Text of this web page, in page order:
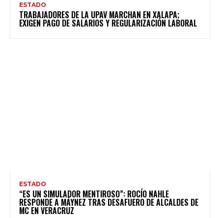
ESTADO
TRABAJADORES DE LA UPAV MARCHAN EN XALAPA;
EXIGEN PAGO DE SALARIOS Y REGULARIZACIÓN LABORAL
ESTADO
“ES UN SIMULADOR MENTIROSO”: ROCÍO NAHLE
RESPONDE A MÁYNEZ TRAS DESAFUERO DE ALCALDES DE
MC EN VERACRUZ